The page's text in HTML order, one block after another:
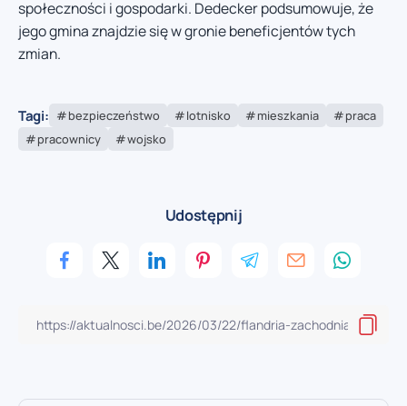
społeczności i gospodarki. Dedecker podsumowuje, że
jego gmina znajdzie się w gronie beneficjentów tych
zmian.
Tagi: bezpieczeństwo lotnisko mieszkania
praca
pracownicy
wojsko
Udostępnij